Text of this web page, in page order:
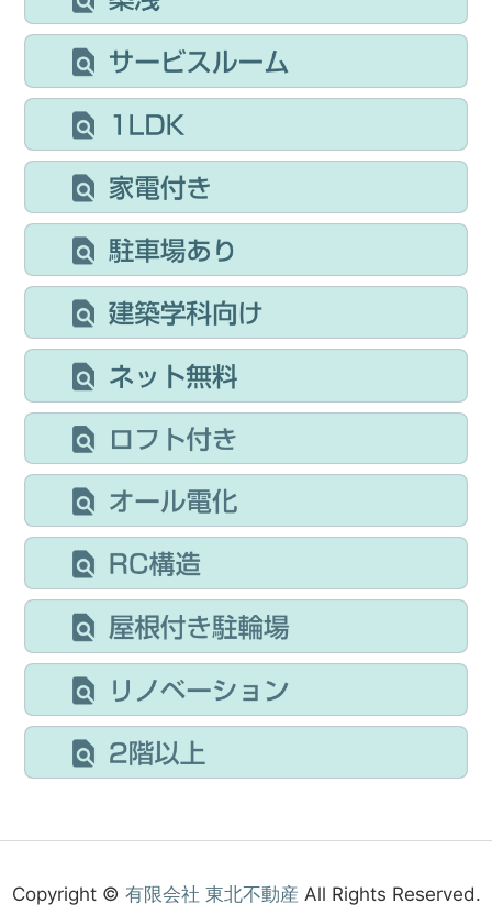
Copyright © 有限会社 東北不動産 All Rights Reserved.